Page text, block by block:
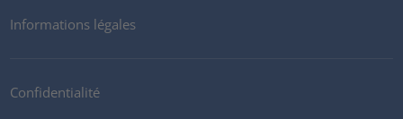
Informations légales
Confidentialité